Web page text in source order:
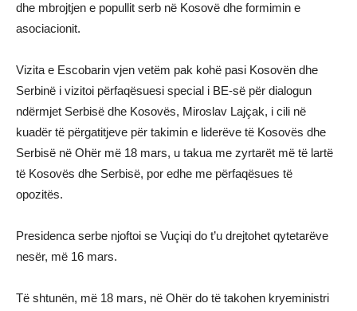
dhe mbrojtjen e popullit serb në Kosovë dhe formimin e
asociacionit.
Vizita e Escobarin vjen vetëm pak kohë pasi Kosovën dhe
Serbinë i vizitoi përfaqësuesi special i BE-së për dialogun
ndërmjet Serbisë dhe Kosovës, Miroslav Lajçak, i cili në
kuadër të përgatitjeve për takimin e liderëve të Kosovës dhe
Serbisë në Ohër më 18 mars, u takua me zyrtarët më të lartë
të Kosovës dhe Serbisë, por edhe me përfaqësues të
opozitës.
Presidenca serbe njoftoi se Vuçiqi do t’u drejtohet qytetarëve
nesër, më 16 mars.
Të shtunën, më 18 mars, në Ohër do të takohen kryeministri